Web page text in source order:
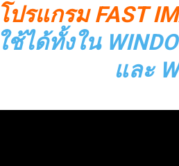
โปรแกรม FAST
ใช้ได้ทั้งใน
และ